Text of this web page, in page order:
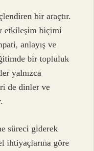
bir araçtır.
etkileşim biçimi
anlayış ve
bir topluluk
yalnızca
de dinler ve
süreci giderek
ihtiyaçlarına göre